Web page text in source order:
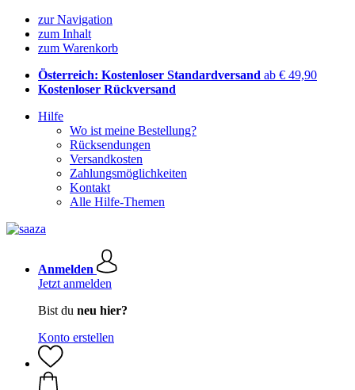
zur Navigation
zum Inhalt
zum Warenkorb
Österreich: Kostenloser Standardversand ab € 49,90
Kostenloser Rückversand
Hilfe
Wo ist meine Bestellung?
Rücksendungen
Versandkosten
Zahlungsmöglichkeiten
Kontakt
Alle Hilfe-Themen
Anmelden
Jetzt anmelden
Bist du neu hier?
Konto erstellen